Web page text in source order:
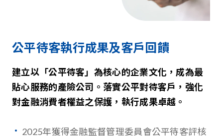
公平待客執行成果及客戶回饋
建立以「公平待客」為核心的企業文化，成為最
貼心服務的產險公司。落實公平對待客戶，強化
對金融消費者權益之保護，執行成果卓越。
2025年獲得金融監督管理委員會公平待客評核